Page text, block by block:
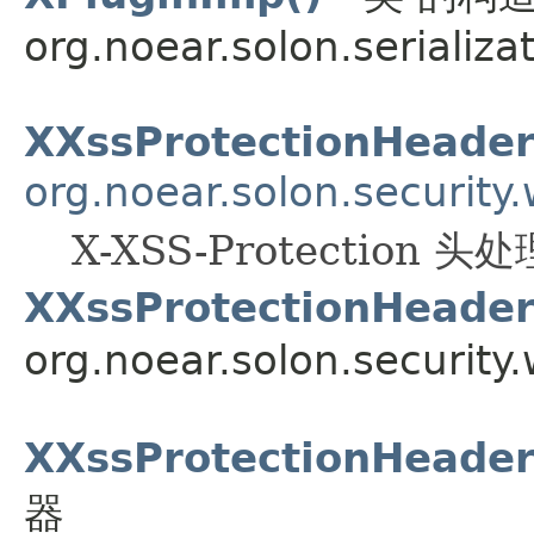
X-XSS-Protection 头处
器